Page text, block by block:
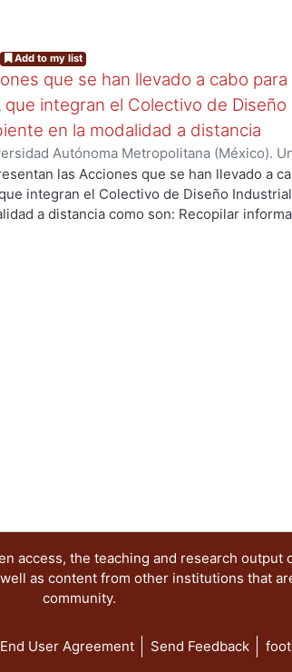
Add to my list
que se han llevado a cabo
que integran el Colectivo de
en la modalidad a distancia
Autónoma Metropolitana (México).
y Artes para el Diseño. Departamento
03)Aguilar Montoya, Georgina;Ando
Ruth Alicia;García González, Areli ;
las Acciones que se han llevado a
integran el Colectivo de Diseño
a distancia como son: Recopilar
the teaching and research output
as content from other institutions that
community.
End User Agreement Send Feedback